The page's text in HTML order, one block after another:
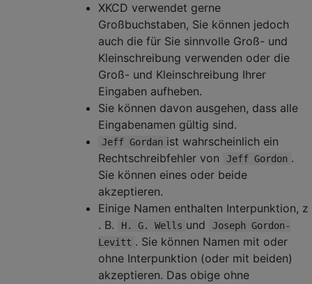
XKCD verwendet gerne
Großbuchstaben, Sie können jedoch
auch die für Sie sinnvolle Groß- und
Kleinschreibung verwenden oder die
Groß- und Kleinschreibung Ihrer
Eingaben aufheben.
Sie können davon ausgehen, dass alle
Eingabenamen gültig sind.
Jeff Gordan ist wahrscheinlich ein
Rechtschreibfehler von
Jeff Gordon .
Sie können eines oder beide
akzeptieren.
Einige Namen enthalten Interpunktion, z
. B.
H. G. Wells und
Joseph Gordon-
Levitt . Sie können Namen mit oder
ohne Interpunktion (oder mit beiden)
akzeptieren. Das obige ohne